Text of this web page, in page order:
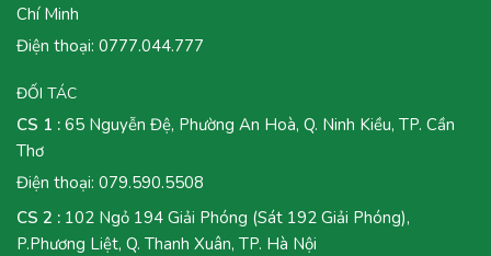
Chí Minh
Điện thoại: 0777.044.777
ĐỐI TÁC
CS 1 : 65 Nguyễn Đệ, Phường An Hoà, Q. Ninh Kiều, TP. Cần
Thơ
Điện thoại: 079.590.5508
CS 2 : 102 Ngỏ 194 Giải Phóng (Sát 192 Giải Phóng),
P.Phương Liệt, Q. Thanh Xuân, TP. Hà Nội